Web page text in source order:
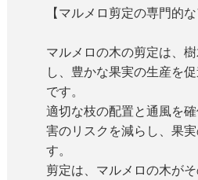
【マルメロ剪定の専門的
マルメロの木の剪定は、
し、豊かな果実の生産を
です。
適切な枝の配置と通風を
害のリスクを減らし、果
す。
剪定は、マルメロの木が